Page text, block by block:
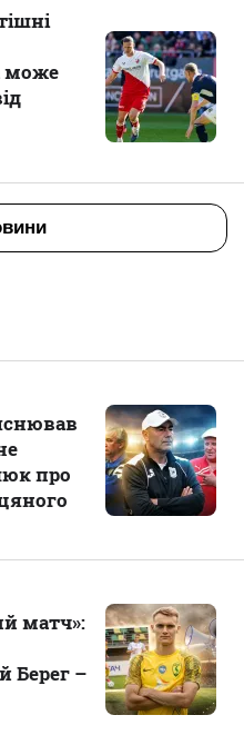
може
про
матч»:
Берег –